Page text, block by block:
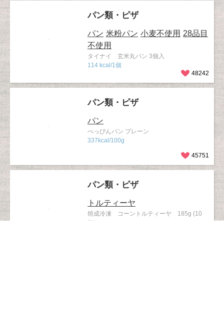
パン類・ピザ
パン 米粉パン 小麦不使用 28品目
不使用
タイナイ 玄米丸パン 3個入
114 kcal/1個
48242
パン類・ピザ
パン
べっぴんパン プレーン
337kcal/100g
45751
パン類・ピザ
トルティーヤ
焼成冷凍 コーントルティーヤ 185g (10
枚)